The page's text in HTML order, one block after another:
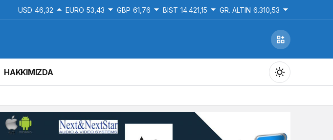
USD 46,32 EURO 53,43 GBP 61,76 BIST 14.421,15 GR. ALTIN 6.310,53
HAKKIMIZDA